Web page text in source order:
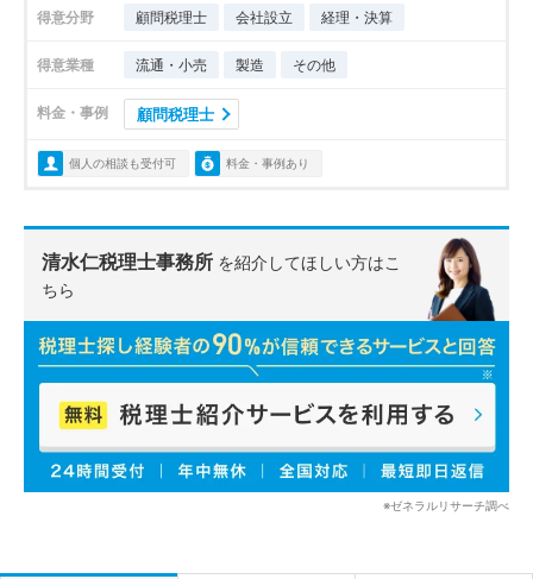
得意分野 顧問税理士 会社設立 経理・決算
得意業種 流通・小売 製造 その他
料金・事例 顧問税理士
個人の相談も受付可 料金・事例あり
清水仁税理士事務所 を紹介してほしい方はこ
ちら
※ゼネラルリサーチ調べ